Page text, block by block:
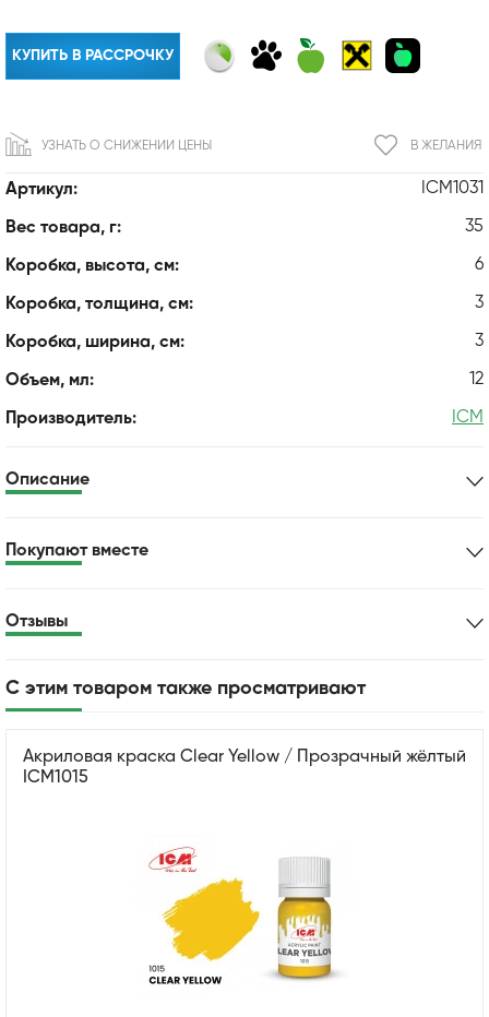
Артикул: ICM1031
Вес товара, г: 35
Коробка, высота, см: 6
Коробка, толщина, см: 3
Коробка, ширина, см: 3
Объем, мл: 12
Производитель: ICM
КУПИТЬ В РАССРОЧКУ
В ЖЕЛАНИЯ
УЗНАТЬ О СНИЖЕНИИ ЦЕНЫ
Описание
Покупают вместе
Отзывы
С этим товаром также просматривают
Акриловая краска Clear Yellow / Прозрачный жёлтый
ICM1015